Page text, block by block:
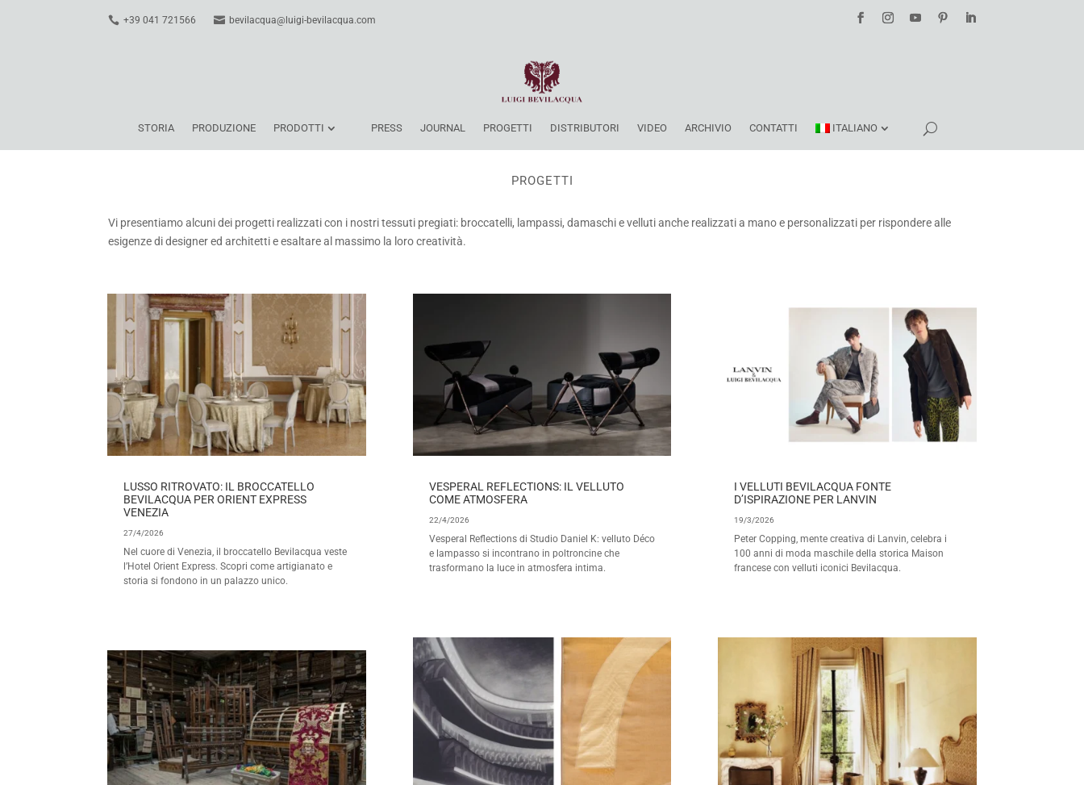
+39 041 721566 bevilacqua@luigi-bevilacqua.com
STORIA PRODUZIONE PRODOTTI PRESS JOURNAL PROGETTI DISTRIBUTORI VIDEO ARCHIVIO CONTATTI ITALIANO
PROGETTI
Vi presentiamo alcuni dei progetti realizzati con i nostri tessuti pregiati: broccatelli, lampassi, damaschi e velluti anche realizzati a mano e personalizzati per rispondere alle
esigenze di designer ed architetti e esaltare al massimo la loro creatività.
LUSSO RITROVATO: IL BROCCATELLO
BEVILACQUA PER ORIENT EXPRESS
VENEZIA
27/4/2026
Nel cuore di Venezia, il broccatello Bevilacqua veste
l’Hotel Orient Express. Scopri come artigianato e
storia si fondono in un palazzo unico.
VESPERAL REFLECTIONS: IL VELLUTO
COME ATMOSFERA
22/4/2026
Vesperal Reflections di Studio Daniel K: velluto Déco
e lampasso si incontrano in poltroncine che
trasformano la luce in atmosfera intima.
I VELLUTI BEVILACQUA FONTE
D’ISPIRAZIONE PER LANVIN
19/3/2026
Peter Copping, mente creativa di Lanvin, celebra i
100 anni di moda maschile della storica Maison
francese con velluti iconici Bevilacqua.